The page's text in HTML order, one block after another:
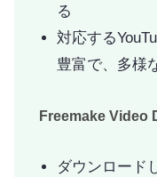
る
対応する
豊富で、多様
Freemake Video
ダウンロード